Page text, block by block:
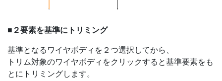
■２要素を基準にトリミング
基準となるワイヤボディを２つ選択してから、
トリム対象のワイヤボディをクリックすると基準要素をも
とにトリミングします。